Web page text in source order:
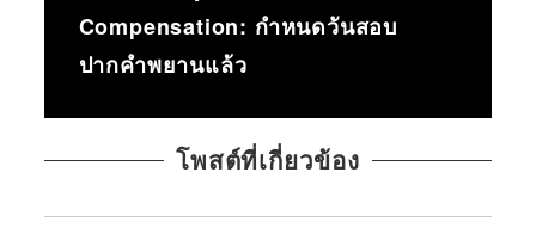
Compensation: กำหนดวันสอบ
ปากคำพยานแล้ว
โพสต์ที่เกี่ยวข้อง